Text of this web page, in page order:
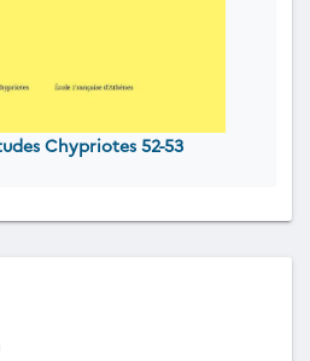
Chypriotes 52-53